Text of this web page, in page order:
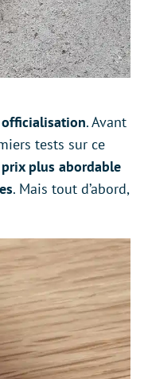
officialisation. Avant
tests sur ce
plus abordable
. Mais tout d’abord,